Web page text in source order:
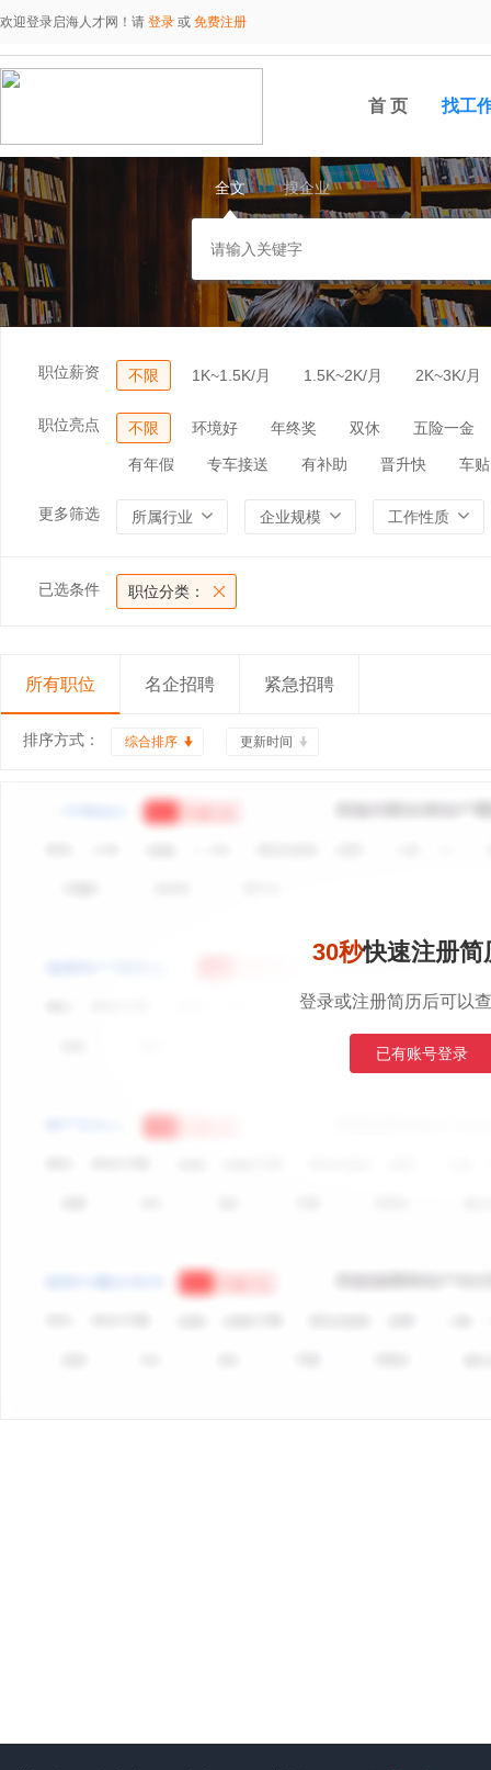
欢迎登录启海人才网！请 登录 或 免费注册
首 页 找工
全文 搜企业
职位薪资 不限 1K~1.5K/月 1.5K~2K/月 2K~3K/月
职位亮点 不限 环境好 年终奖 双休 五险一金
有年假 专车接送 有补助 晋升快 车贴
更多筛选 所属行业 企业规模 工作性质
已选条件 职位分类：
所有职位 名企招聘 紧急招聘
排序方式： 综合排序 更新时间
30秒快速注册简
登录或注册简历后可以
已有账号登录